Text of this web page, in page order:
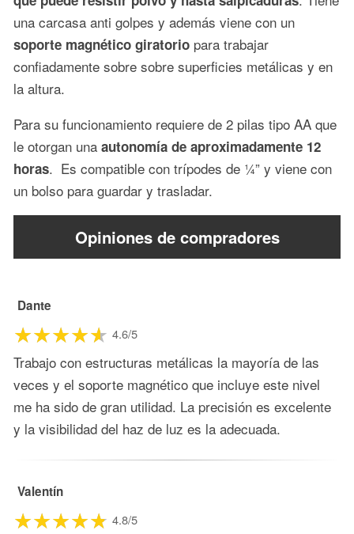
una carcasa anti golpes y además viene con un
soporte magnético giratorio para trabajar
confiadamente sobre sobre superficies metálicas y en
la altura.
Para su funcionamiento requiere de 2 pilas tipo AA que
le otorgan una autonomía de aproximadamente 12
horas. Es compatible con trípodes de ¼” y viene con
un bolso para guardar y trasladar.
Opiniones de compradores
Dante
4.6/5
Trabajo con estructuras metálicas la mayoría de las
veces y el soporte magnético que incluye este nivel
me ha sido de gran utilidad. La precisión es excelente
y la visibilidad del haz de luz es la adecuada.
Valentín
4.8/5